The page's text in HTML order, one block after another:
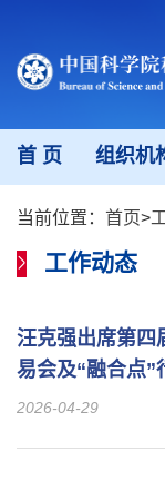
首 页 组织机
当前位置： 首页>
工作动态
汪克强出席第四
易会及“融合点”
2026-04-29